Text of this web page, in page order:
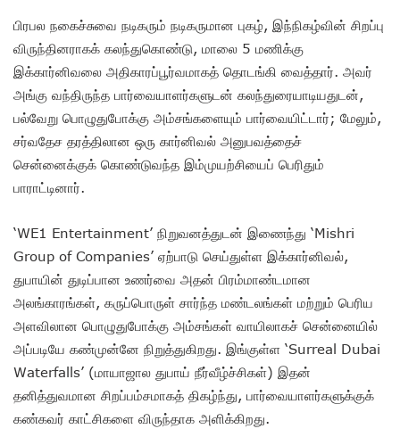
பிரபல நகைச்சுவை நடிகரும் நடிகருமான புகழ், இந்நிகழ்வின் சிறப்பு
விருந்தினராகக் கலந்துகொண்டு, மாலை 5 மணிக்கு
இக்கார்னிவலை அதிகாரப்பூர்வமாகத் தொடங்கி வைத்தார். அவர்
அங்கு வந்திருந்த பார்வையாளர்களுடன் கலந்துரையாடியதுடன்,
பல்வேறு பொழுதுபோக்கு அம்சங்களையும் பார்வையிட்டார்; மேலும்,
சர்வதேச தரத்திலான ஒரு கார்னிவல் அனுபவத்தைச்
சென்னைக்குக் கொண்டுவந்த இம்முயற்சியைப் பெரிதும்
பாராட்டினார்.
‘WE1 Entertainment’ நிறுவனத்துடன் இணைந்து ‘Mishri
Group of Companies’ ஏற்பாடு செய்துள்ள இக்கார்னிவல்,
துபாயின் துடிப்பான உணர்வை அதன் பிரம்மாண்டமான
அலங்காரங்கள், கருப்பொருள் சார்ந்த மண்டலங்கள் மற்றும் பெரிய
அளவிலான பொழுதுபோக்கு அம்சங்கள் வாயிலாகச் சென்னையில்
அப்படியே கண்முன்னே நிறுத்துகிறது. இங்குள்ள ‘Surreal Dubai
Waterfalls’ (மாயாஜால துபாய் நீர்வீழ்ச்சிகள்) இதன்
தனித்துவமான சிறப்பம்சமாகத் திகழ்ந்து, பார்வையாளர்களுக்குக்
கண்கவர் காட்சிகளை விருந்தாக அளிக்கிறது.